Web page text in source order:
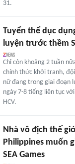
31.
Tuyển thể dục
luyện trước thềm
Chỉ còn khoảng 2 tuần
chính thức khởi tranh,
nữ đang trong giai đoạn
ngày 7-8 tiếng liên tục
HCV.
Nhà vô địch thế
Philippines muốn
SEA Games